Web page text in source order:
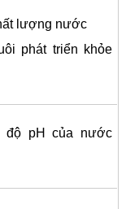
lượng nước
phát triển khỏe
độ pH của nước